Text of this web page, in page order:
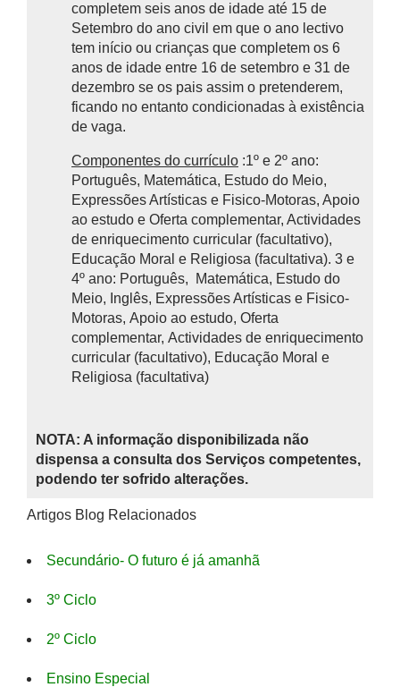
completem seis anos de idade até 15 de
Setembro do ano civil em que o ano lectivo
tem início ou crianças que completem os 6
anos de idade entre 16 de setembro e 31 de
dezembro se os pais assim o pretenderem,
ficando no entanto condicionadas à existência
de vaga.
Componentes do currículo :1º e 2º ano:
Português, Matemática, Estudo do Meio,
Expressões Artísticas e Fisico-Motoras, Apoio
ao estudo e Oferta complementar, Actividades
de enriquecimento curricular (facultativo),
Educação Moral e Religiosa (facultativa). 3 e
4º ano: Português, Matemática, Estudo do
Meio, Inglês, Expressões Artísticas e Fisico-
Motoras, Apoio ao estudo, Oferta
complementar, Actividades de enriquecimento
curricular (facultativo), Educação Moral e
Religiosa (facultativa)
NOTA: A informação disponibilizada não
dispensa a consulta dos Serviços competentes,
podendo ter sofrido alterações.
Artigos Blog Relacionados
Secundário- O futuro é já amanhã
3º Ciclo
2º Ciclo
Ensino Especial